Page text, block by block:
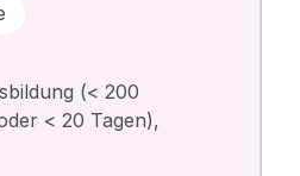
(< 200
< 20 Tagen),